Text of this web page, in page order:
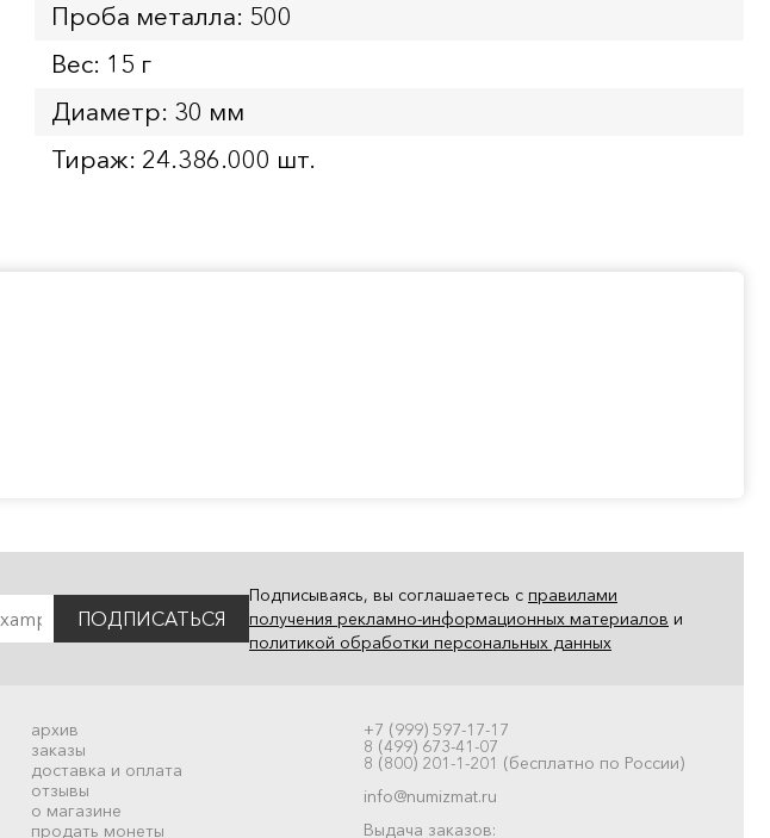
Проба металла: 500
Вес: 15 г
Диаметр: 30 мм
Тираж: 24.386.000 шт.
ПОДПИСАТЬСЯ
Подписываясь, вы соглашаетесь с правилами
получения рекламно-информационных материалов и
политикой обработки персональных данных
архив
заказы
доставка и оплата
отзывы
о магазине
продать монеты
+7 (999) 597-17-17
8 (499) 673-41-07
8 (800) 201-1-201 (бесплатно по России)
info@numizmat.ru
Выдача заказов: